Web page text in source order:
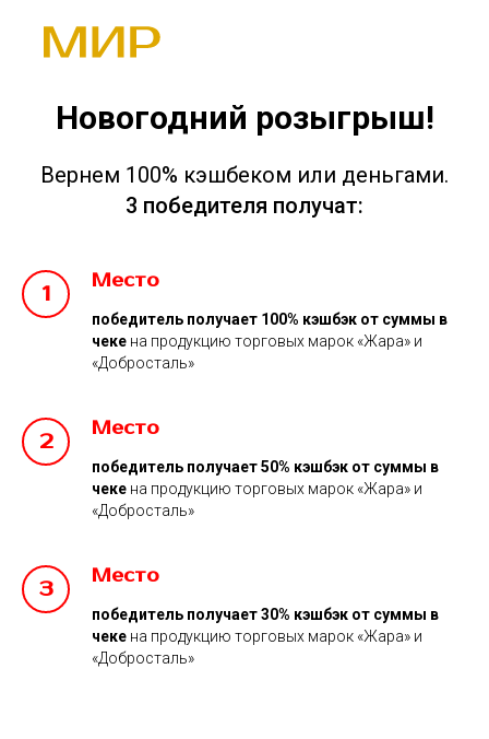
Новогодний розыгрыш!
Вернем 100% кэшбеком или деньгами.
3 победителя получат:
Место
победитель получает 100% кэшбэк от суммы в
чеке на продукцию торговых марок «Жара» и
«Добросталь»
Место
победитель получает 50% кэшбэк от суммы в
чеке на продукцию торговых марок «Жара» и
«Добросталь»
Место
победитель получает 30% кэшбэк от суммы в
чеке на продукцию торговых марок «Жара» и
«Добросталь»